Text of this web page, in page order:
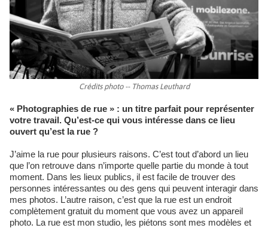
Crédits photo -- Thomas Leuthard
« Photographies de rue » : un titre parfait pour représenter
votre travail. Qu’est-ce qui vous intéresse dans ce lieu
ouvert qu’est la rue ?
J’aime la rue pour plusieurs raisons. C’est tout d’abord un lieu
que l’on retrouve dans n’importe quelle partie du monde à tout
moment. Dans les lieux publics, il est facile de trouver des
personnes intéressantes ou des gens qui peuvent interagir dans
mes photos. L’autre raison, c’est que la rue est un endroit
complètement gratuit du moment que vous avez un appareil
photo. La rue est mon studio, les piétons sont mes modèles et